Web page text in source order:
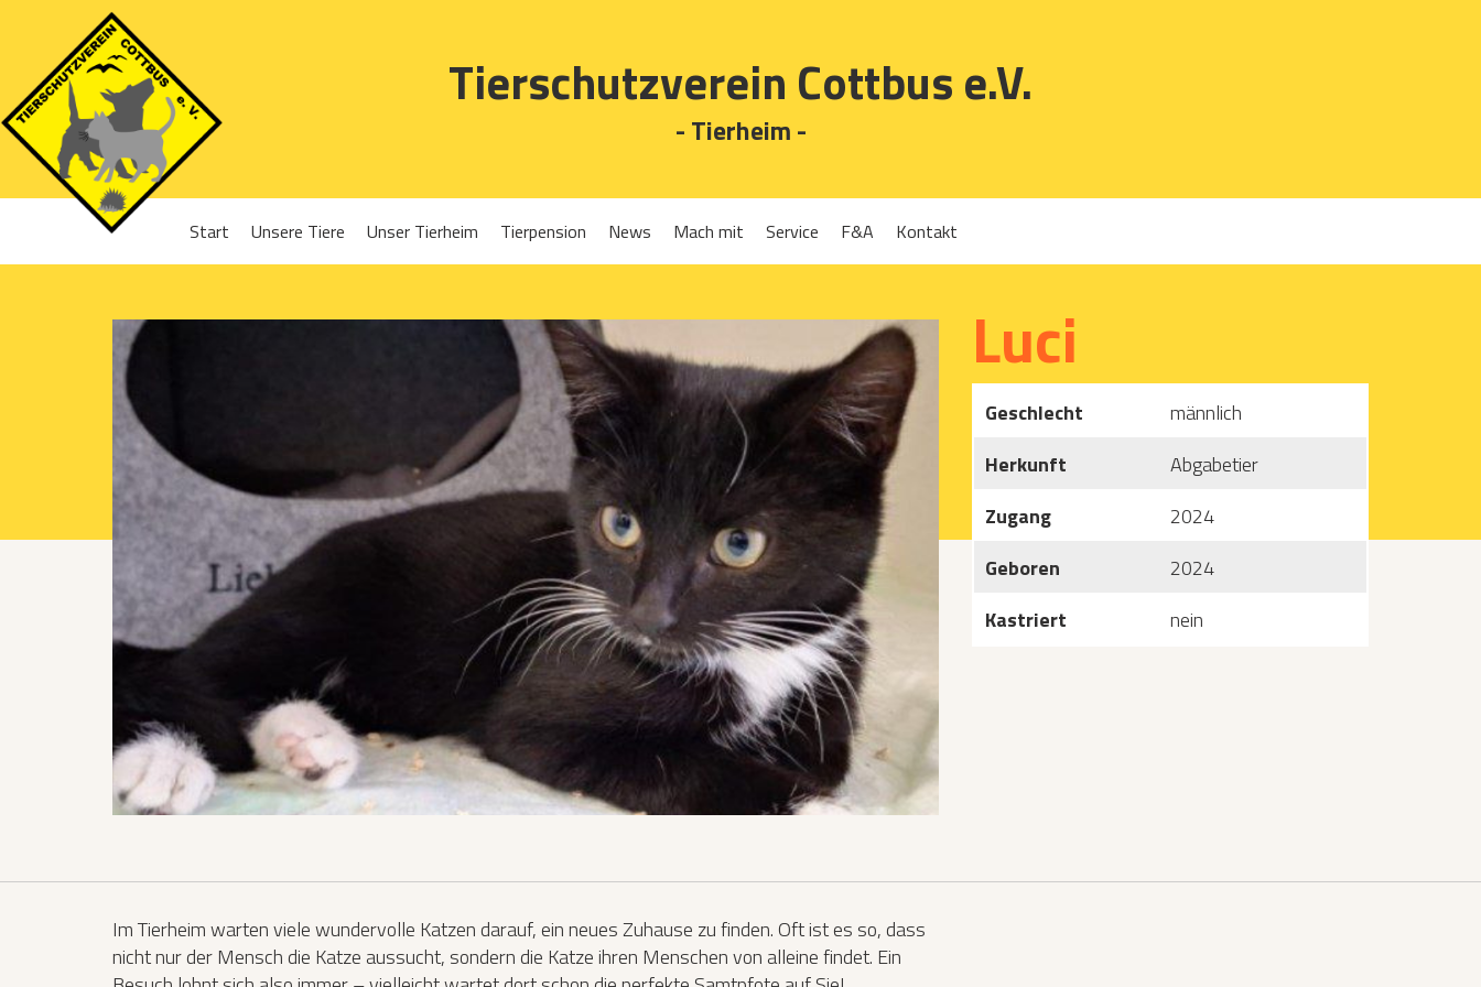
Tierschutzverein Cottbus e.V.
- Tierheim -
Start Unsere Tiere Unser Tierheim
Projekte 2019
Projekte 2020
Projekte 2023
Projekte 2024
Organisation
Tierpension News Mach mit
Gassigehen
Mitglied werden
Patenschaften
Katzen­futterplätze
Bundesfreiwilligendienst/Praktikum
Testament
Katzen vorlesen
Service
Tierpension
F&A Kontakt
Luci
Geschlecht
männlich
Herkunft
Abgabetier
Zugang
2024
Geboren
2024
Kastriert
nein
Im Tierheim warten viele wundervolle Katzen darauf, ein neues Zuhause zu finden. Oft ist es so, dass
nicht nur der Mensch die Katze aussucht, sondern die Katze ihren Menschen von alleine findet. Ein